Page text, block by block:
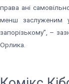
права ані
менш заслуженим
запорізькому”, –
Орлика.